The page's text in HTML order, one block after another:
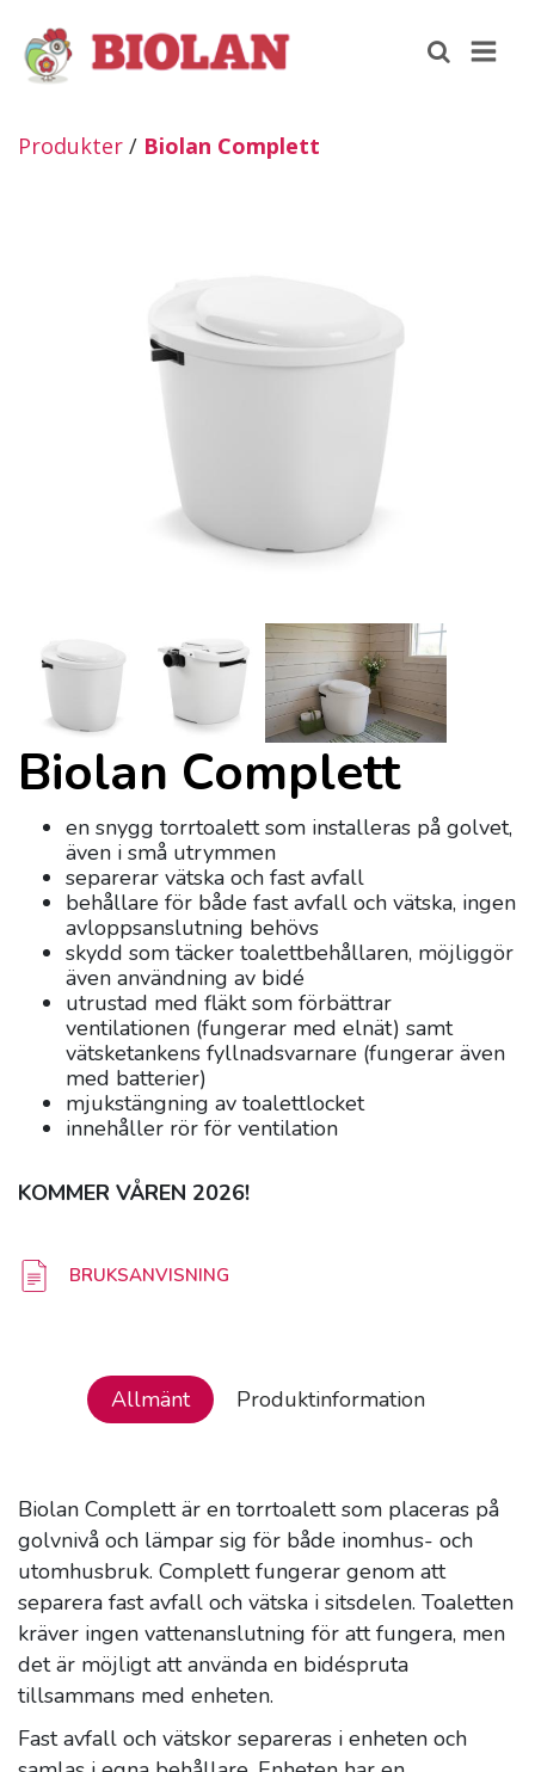
Produkter / Biolan Complett
Biolan Complett
en snygg torrtoalett som installeras på golvet,
även i små utrymmen
separerar vätska och fast avfall
behållare för både fast avfall och vätska, ingen
avloppsanslutning behövs
skydd som täcker toalettbehållaren, möjliggör
även användning av bidé
utrustad med fläkt som förbättrar
ventilationen (fungerar med elnät) samt
vätsketankens fyllnadsvarnare (fungerar även
med batterier)
mjukstängning av toalettlocket
innehåller rör för ventilation
KOMMER VÅREN 2026!
BRUKSANVISNING
Allmänt Produktinformation
Biolan Complett är en torrtoalett som placeras på
golvnivå och lämpar sig för både inomhus- och
utomhusbruk. Complett fungerar genom att
separera fast avfall och vätska i sitsdelen. Toaletten
kräver ingen vattenanslutning för att fungera, men
det är möjligt att använda en bidéspruta
tillsammans med enheten.
Fast avfall och vätskor separeras i enheten och